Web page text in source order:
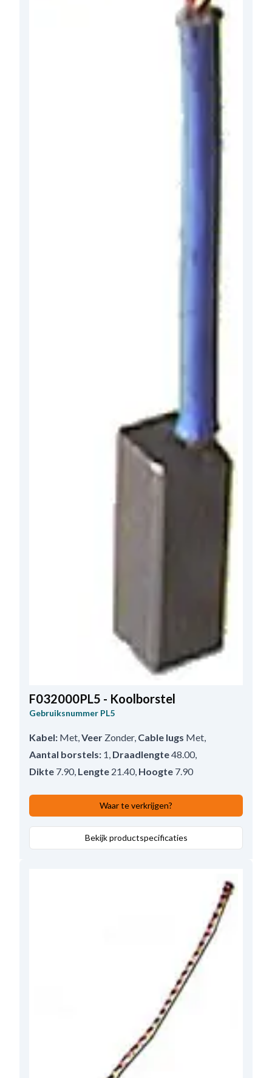
F032000PL5 - Koolborstel
Gebruiksnummer PL5
Kabel: Met Veer Zonder, Cable lugs Met
Aantal borstels: 1 Draadlengte48.00,
Dikte 7.90, Lengte 21.40, Hoogte 7.90
Waar te verkrijgen?
Bekijk productspecificaties